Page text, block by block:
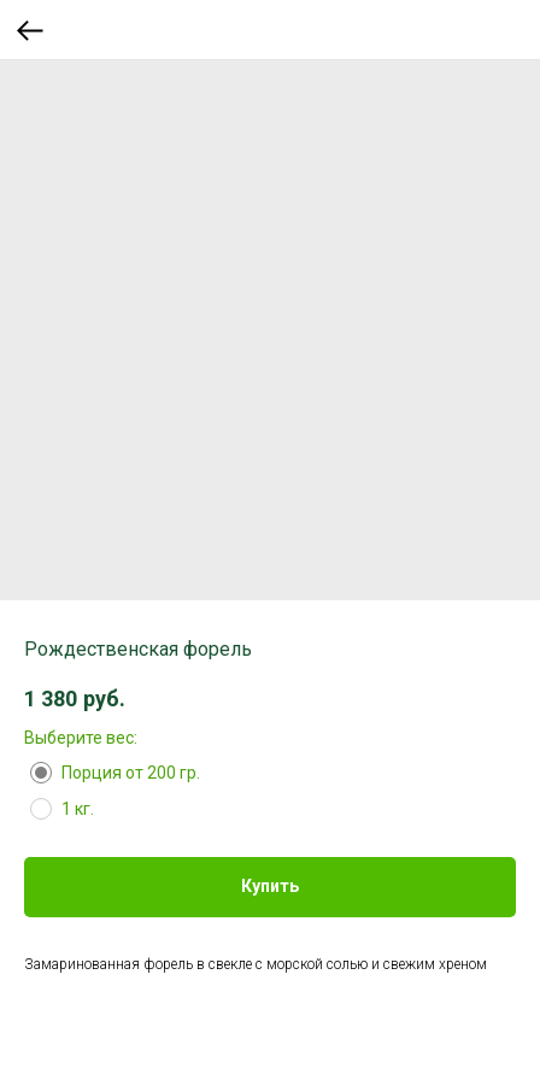
Рождественская форель
1 380 руб.
Выберите вес:
Порция от 200 гр.
1 кг.
Купить
Замаринованная форель в свекле с морской солью и свежим хреном